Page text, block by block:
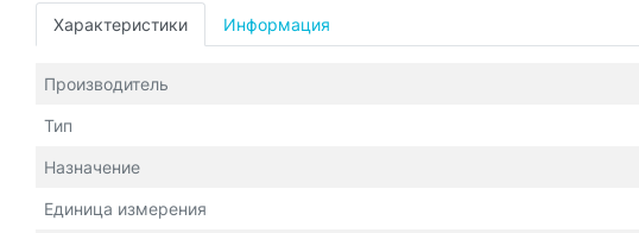
Характеристики Информация
Производитель
Тип
Назначение
Единица измерения